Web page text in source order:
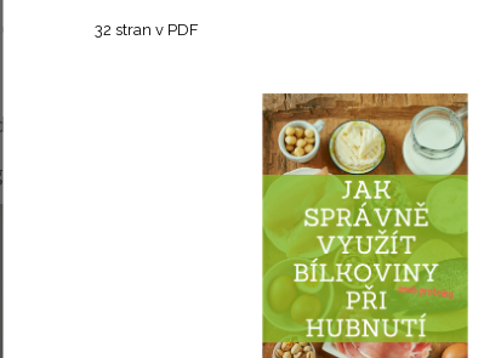
opepřete.
25 -35 minut podle velikosti dýně.
32 stran v PDF